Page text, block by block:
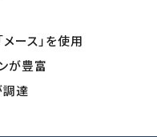
ース」を使用
が豊富
調達